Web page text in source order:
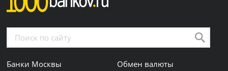
Банки Москвы
Обмен валюты